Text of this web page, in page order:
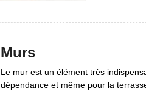
Murs
Le mur est un élément très
dépendance et même pour la